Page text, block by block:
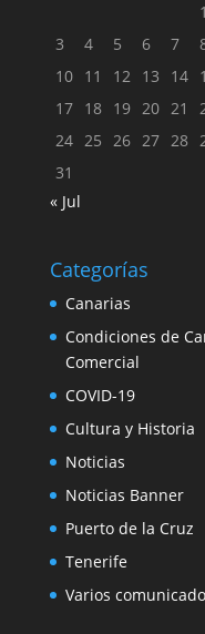
1
3
4 5 6 7
10 11 12 13 14
17 18 19 20 21
24 25 26 27 28
31
« Jul
Categorías
Canarias
Condiciones de
Comercial
COVID-19
Cultura y Historia
Noticias
Noticias Banner
Puerto de la Cruz
Tenerife
Varios